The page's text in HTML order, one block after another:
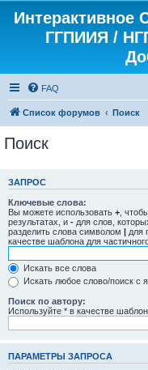
Интерактивное
ГГПИИЯ /
FAQ
Список форумов Поиск
Поиск
ЗАПРОС
Ключевые слова:
Вы можете использовать + ,
результатах, и - для слов,
разделить слова символом | для
качестве шаблона для
Искать все слова
Искать любое слово/поиск с
Поиск по автору:
Используйте * в качестве
ПАРАМЕТРЫ ЗАПРОСА